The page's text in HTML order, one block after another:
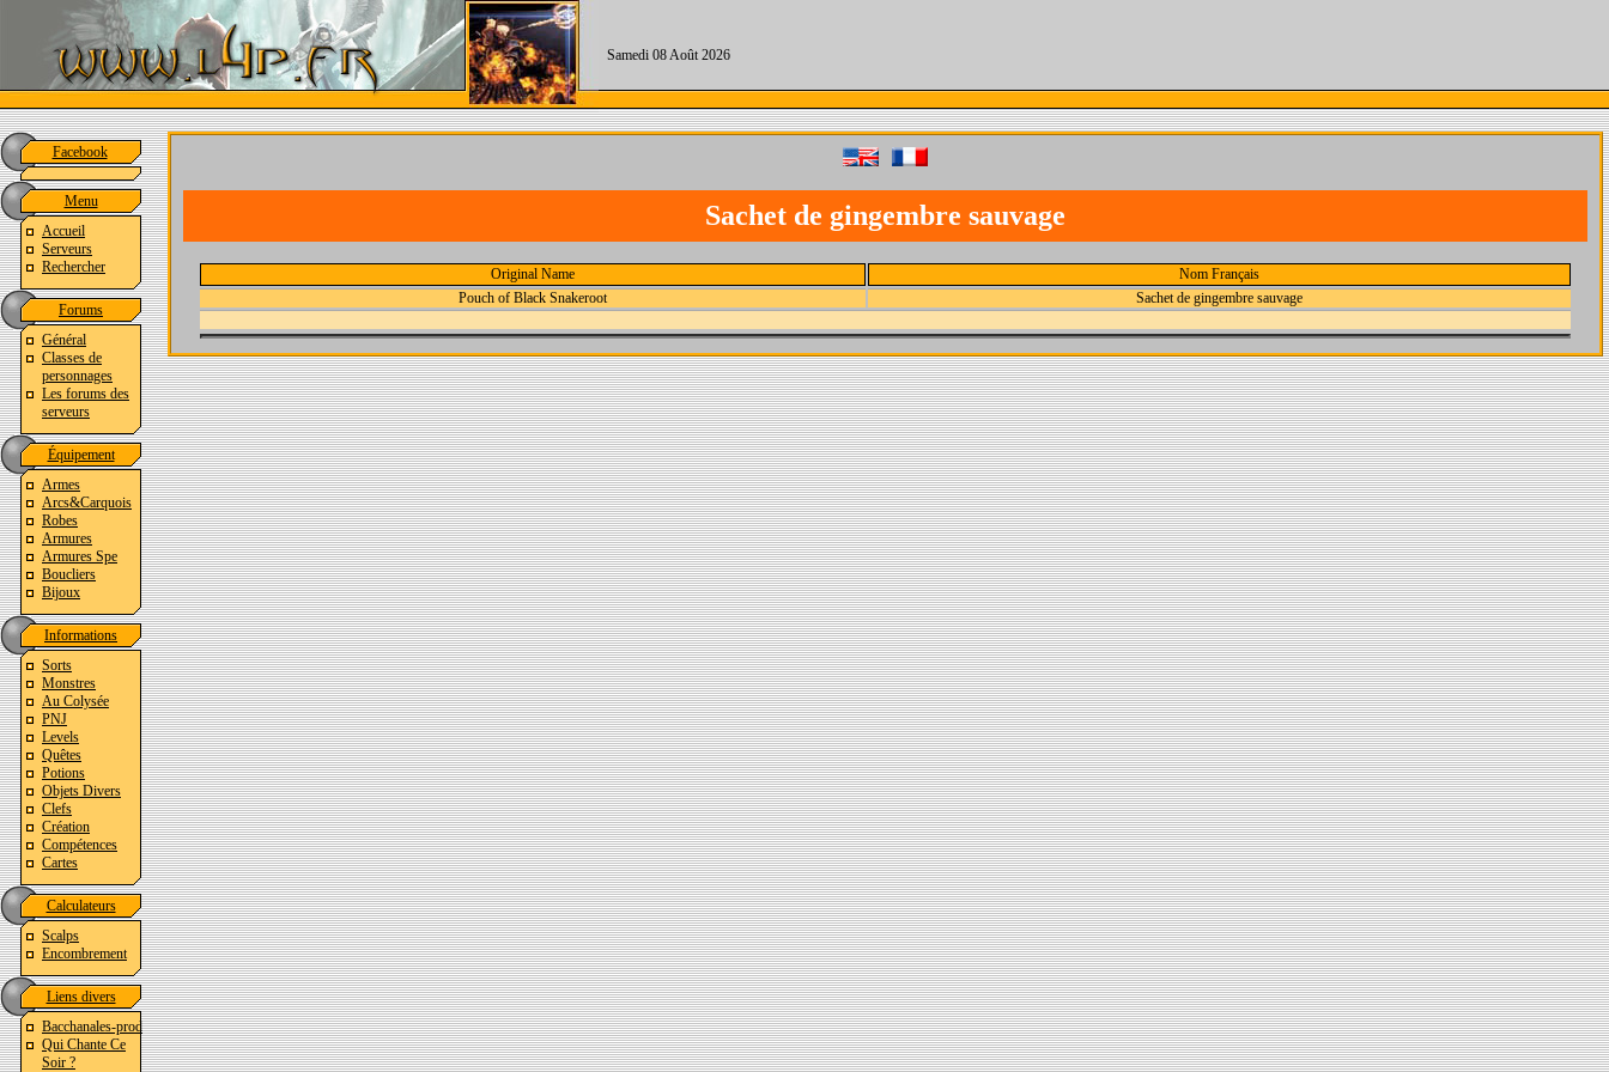
Samedi 08 Août 2026
Facebook
Menu
Accueil
Serveurs
Rechercher
Forums
Général
Classes de
personnages
Les forums des
serveurs
Équipement
Armes
Arcs&Carquois
Robes
Armures
Armures Spe
Boucliers
Bijoux
Informations
Sorts
Monstres
Au Colysée
PNJ
Levels
Quêtes
Potions
Objets Divers
Clefs
Création
Compétences
Cartes
Calculateurs
Scalps
Encombrement
Liens divers
Bacchanales-prod
Qui Chante Ce
Soir ?
Sachet de gingembre sauvage
Original Name
Nom Français
Pouch of Black Snakeroot
Sachet de gingembre sauvage